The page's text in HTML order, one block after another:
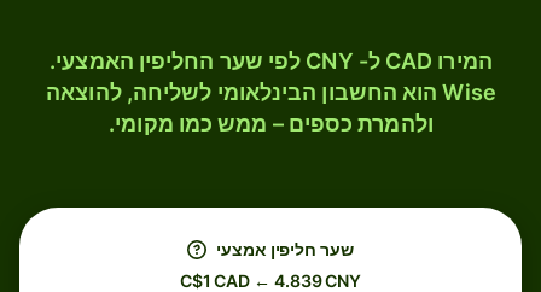
המירו CAD ל- CNY לפי שער החליפין האמצעי.
Wise הוא החשבון הבינלאומי לשליחה, להוצאה
ולהמרת כספים – ממש כמו מקומי.
שער חליפין אמצעי
C$1 CAD ← 4.839 CNY